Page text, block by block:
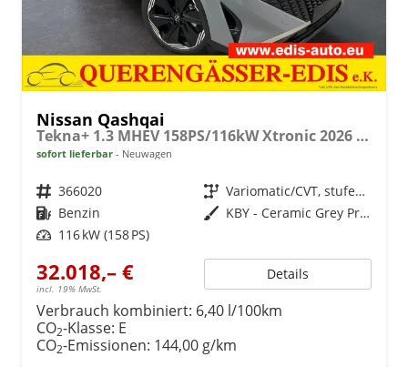
Nissan Qashqai
Tekna+ 1.3 MHEV 158PS/116kW Xtronic 2026 +20"ALU+PANO+BOSE+HuD
sofort lieferbar Neuwagen
Fahrzeugnr. 366020 Getriebe
Variomatic/CVT, stufenlos
Kraftstoff Benzin Außenfarbe
KBY - Ceramic Grey Premium Met.
Leistung 116 kW (158 PS)
32.018,– €
incl. 19% MwSt.
Details
Verbrauch kombiniert: 6,40 l/100km
CO2-Klasse: E
CO2-Emissionen: 144,00 g/km